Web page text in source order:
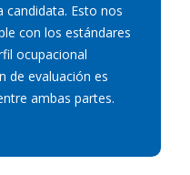
candidata. Esto nos
con los estándares
ocupacional
de evaluación es
ambas partes.